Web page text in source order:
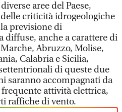
aree del Paese,
criticità idrogeologiche
previsione di
diffuse, anche a carattere di
Abruzzo, Molise,
Calabria e Sicilia,
di queste due
saranno accompagnati da
attività elettrica,
raffiche di vento.